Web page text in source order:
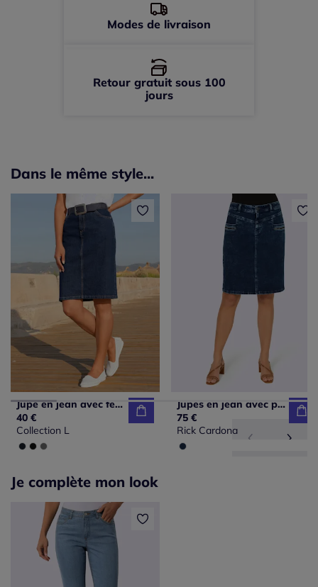
Modes de livraison
Retour gratuit sous 100
jours
Dans le même style...
Jupe en jean avec fente au dos et coupe cinq poches
40 €
Collection L
Jupes en jean avec poches et glissière pratique
75 €
Rick Cardona
Je complète mon look